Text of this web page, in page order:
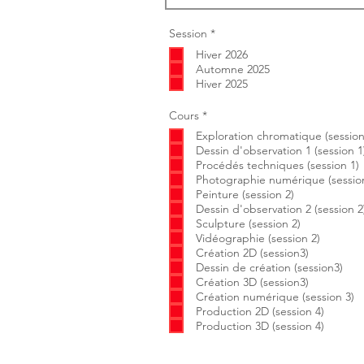
Session *O
l
i
g
a
r
e
Hiver 2026
Automne 2025
Hiver 2025
Cours *O
l
i
a
t
o
i
r
e
Exploration chromatique
Dessin d'observation 1 (session
Procédés techniques (session 1)
Photographie numérique
Peinture (session 2)
Dessin d'observation 2 (session
Sculpture (session 2)
Vidéographie (session 2)
Création 2D (session3)
Dessin de création (session3)
Création 3D (session3)
Création numérique (session 3)
Production 2D (session 4)
Production 3D (session 4)